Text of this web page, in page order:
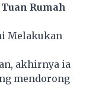
Rumah
Melakukan
akhirnya ia
mendorong